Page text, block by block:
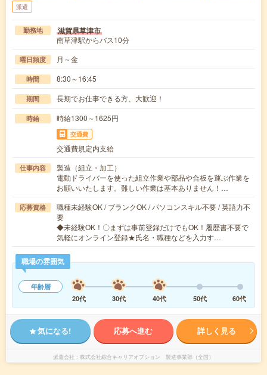
派遣
勤務地 滋賀県草津市
南草津駅からバス10分
曜日頻度 月～金
時間 8:30～16:45
期間 長期でお仕事できる方、大歓迎！
時給 時給1300～1625円
交通費
交通費規定内支給
仕事内容
製造（組立・加工）
電動ドライバーを使った組立作業や部品や合板を運ぶ作業を
お願いいたします。難しい作業は基本ありません！…
応募資格
職種未経験OK / ブランクOK / パソコンスキル不要 / 英語力不
要
◆未経験OK！〇まずは事前登録だけでもOK！履歴書不要で
気軽にオンライン登録★氏名・職種などを入力す…
職場の雰囲気
年齢層
20代
30代 40代 50代 60代
気になる! 応募へ進む 詳しく見る
派遣会社 株式会社綜合キャリアオプション 製造事業部（全国）